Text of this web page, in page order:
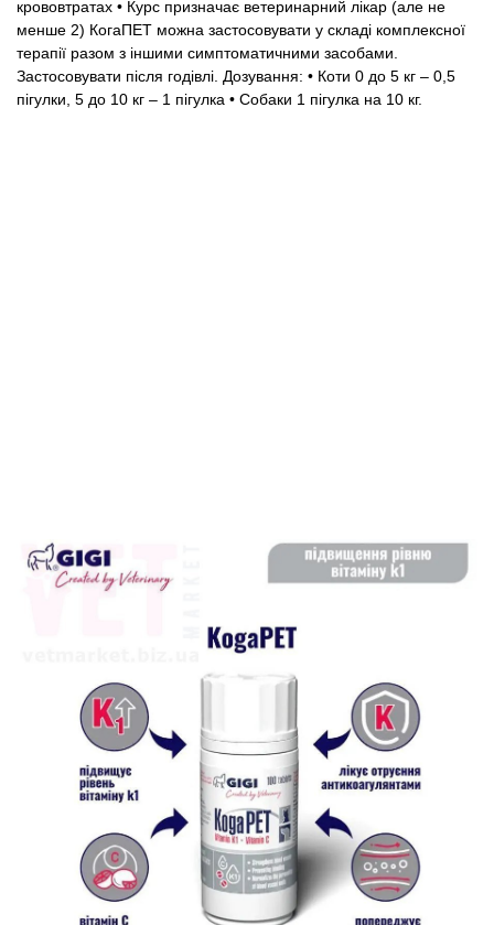
крововтратах • Курс призначає ветеринарний лікар (але не
менше 2) КогаПЕТ можна застосовувати у складі комплексної
терапії разом з іншими симптоматичними засобами.
Застосовувати після годівлі. Дозування: • Коти 0 до 5 кг – 0,5
пігулки, 5 до 10 кг – 1 пігулка • Собаки 1 пігулка на 10 кг.